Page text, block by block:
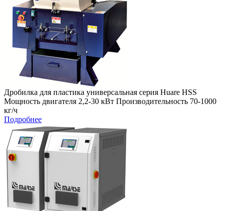
Дробилка для пластика универсальная серия Huare HSS
Мощность двигателя 2,2-30 кВт Производительность 70-1000
кг/ч
Подробнее